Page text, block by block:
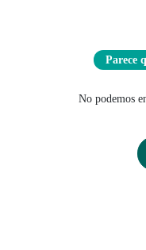
Parece
No podemos